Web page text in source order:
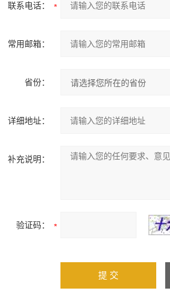
联系电话：
常用邮箱：
省份：
详细地址：
补充说明：
验证码：